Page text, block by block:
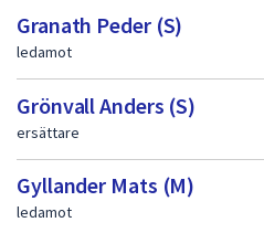
Granath Peder (S)
ledamot
Grönvall Anders (S)
ersättare
Gyllander Mats (M)
ledamot